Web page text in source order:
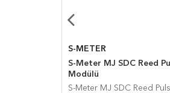
S-METER
S-Meter MJ SDC Reed
Modülü
S-Meter MJ SDC Reed